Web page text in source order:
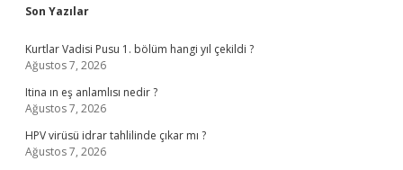
Sidebar
Son Yazılar
Kurtlar Vadisi Pusu 1. bölüm hangi yıl çekildi ?
Ağustos 7, 2026
Itina ın eş anlamlısı nedir ?
Ağustos 7, 2026
HPV virüsü idrar tahlilinde çıkar mı ?
Ağustos 7, 2026